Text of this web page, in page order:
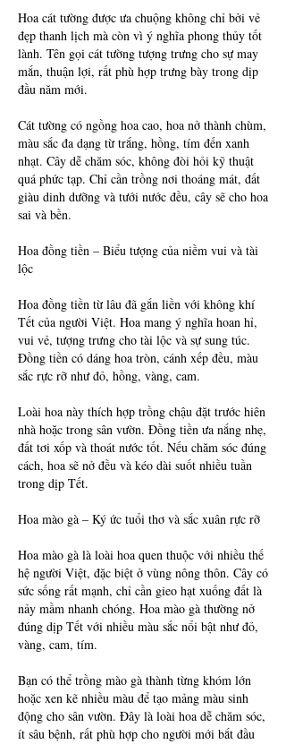
Hoa cát tường được ưa chuộng không chỉ bởi vẻ
đẹp thanh lịch mà còn vì ý nghĩa phong thủy tốt
lành. Tên gọi cát tường tượng trưng cho sự may
mắn, thuận lợi, rất phù hợp trưng bày trong dịp
đầu năm mới.
Cát tường có ngồng hoa cao, hoa nở thành chùm,
màu sắc đa dạng từ trắng, hồng, tím đến xanh
nhạt. Cây dễ chăm sóc, không đòi hỏi kỹ thuật
quá phức tạp. Chỉ cần trồng nơi thoáng mát, đất
giàu dinh dưỡng và tưới nước đều, cây sẽ cho hoa
sai và bền.
Hoa đồng tiền – Biểu tượng của niềm vui và tài
lộc
Hoa đồng tiền từ lâu đã gắn liền với không khí
Tết của người Việt. Hoa mang ý nghĩa hoan hỉ,
vui vẻ, tượng trưng cho tài lộc và sự sung túc.
Đồng tiền có dáng hoa tròn, cánh xếp đều, màu
sắc rực rỡ như đỏ, hồng, vàng, cam.
Loài hoa này thích hợp trồng chậu đặt trước hiên
nhà hoặc trong sân vườn. Đồng tiền ưa nắng nhẹ,
đất tơi xốp và thoát nước tốt. Nếu chăm sóc đúng
cách, hoa sẽ nở đều và kéo dài suốt nhiều tuần
trong dịp Tết.
Hoa mào gà – Ký ức tuổi thơ và sắc xuân rực rỡ
Hoa mào gà là loài hoa quen thuộc với nhiều thế
hệ người Việt, đặc biệt ở vùng nông thôn. Cây có
sức sống rất mạnh, chỉ cần gieo hạt xuống đất là
nảy mầm nhanh chóng. Hoa mào gà thường nở
đúng dịp Tết với nhiều màu sắc nổi bật như đỏ,
vàng, cam, tím.
Bạn có thể trồng mào gà thành từng khóm lớn
hoặc xen kẽ nhiều màu để tạo mảng màu sinh
động cho sân vườn. Đây là loài hoa dễ chăm sóc,
ít sâu bệnh, rất phù hợp cho người mới bắt đầu